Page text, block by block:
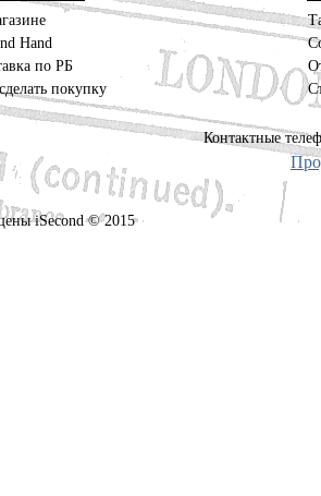
Hand
по РБ
покупку
Контактные
iSecond © 2015